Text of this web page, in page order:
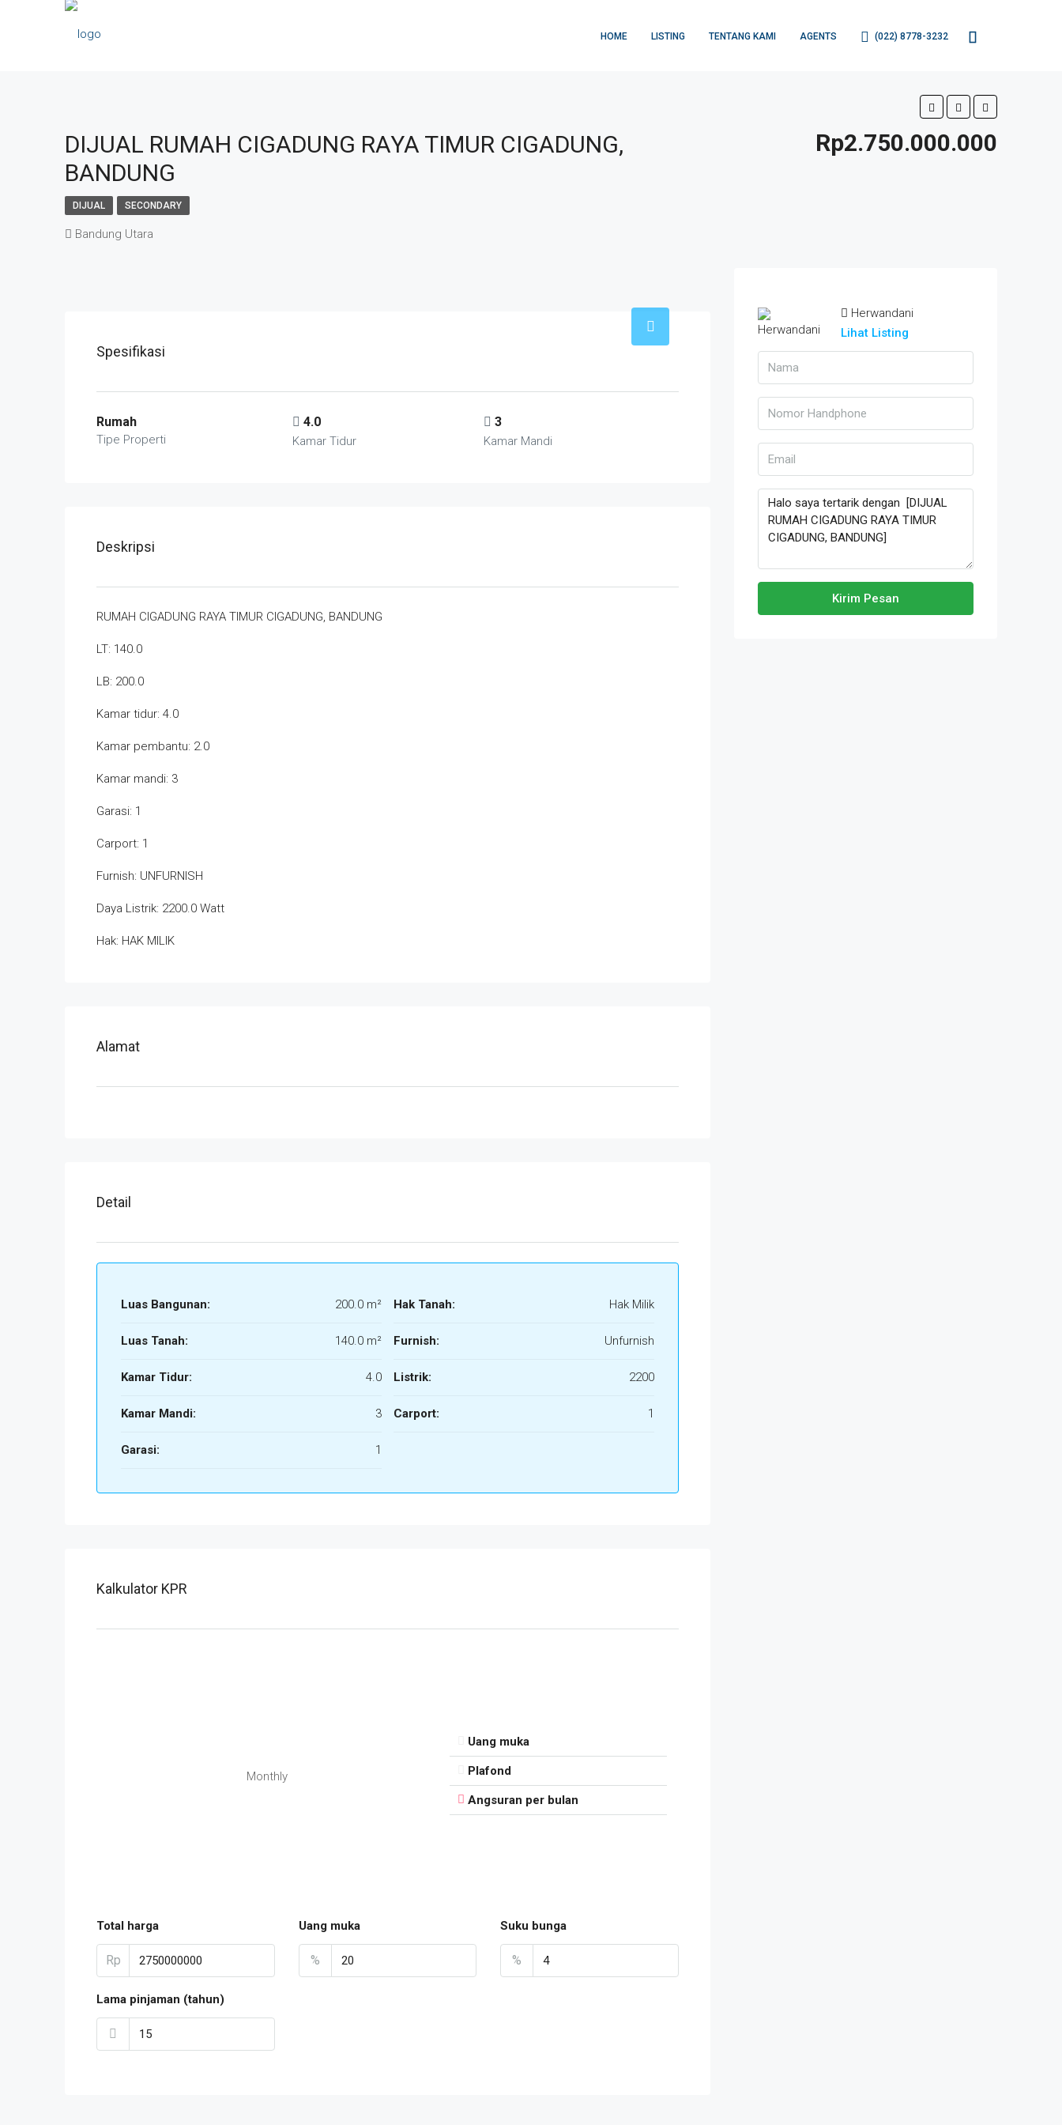
HOME LISTING TENTANG KAMI AGENTS (022) 8778-3232
DIJUAL RUMAH CIGADUNG RAYA TIMUR CIGADUNG,
BANDUNG
Rp2.750.000.000
DIJUAL SECONDARY
Bandung Utara
Spesifikasi
Rumah
Tipe Properti
4.0
Kamar Tidur
3
Kamar Mandi
Deskripsi
RUMAH CIGADUNG RAYA TIMUR CIGADUNG, BANDUNG
LT: 140.0
LB: 200.0
Kamar tidur: 4.0
Kamar pembantu: 2.0
Kamar mandi: 3
Garasi: 1
Carport: 1
Furnish: UNFURNISH
Daya Listrik: 2200.0 Watt
Hak: HAK MILIK
Alamat
Detail
Luas Bangunan: 200.0 m²
Luas Tanah: 140.0 m²
Kamar Tidur: 4.0
Kamar Mandi: 3
Garasi: 1
Hak Tanah: Hak Milik
Furnish: Unfurnish
Listrik: 2200
Carport: 1
Kalkulator KPR
Monthly
Uang muka
Plafond
Angsuran per bulan
Total harga
Rp
Uang muka
%
Suku bunga
%
Lama pinjaman (tahun)
Herwandani
Lihat Listing
Kirim Pesan